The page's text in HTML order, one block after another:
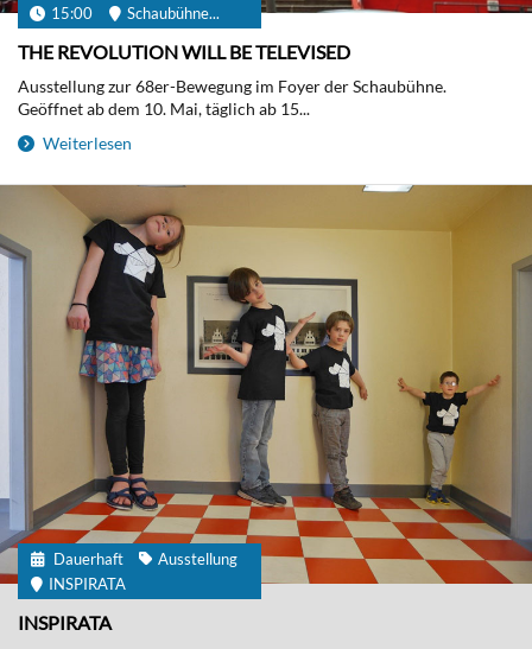
15:00
Schaubühne...
THE REVOLUTION WILL BE TELEVISED
Ausstellung zur 68er-Bewegung im Foyer der Schaubühne.
Geöffnet ab dem 10. Mai, täglich ab 15...
Weiterlesen
Dauerhaft
Ausstellung
INSPIRATA
INSPIRATA